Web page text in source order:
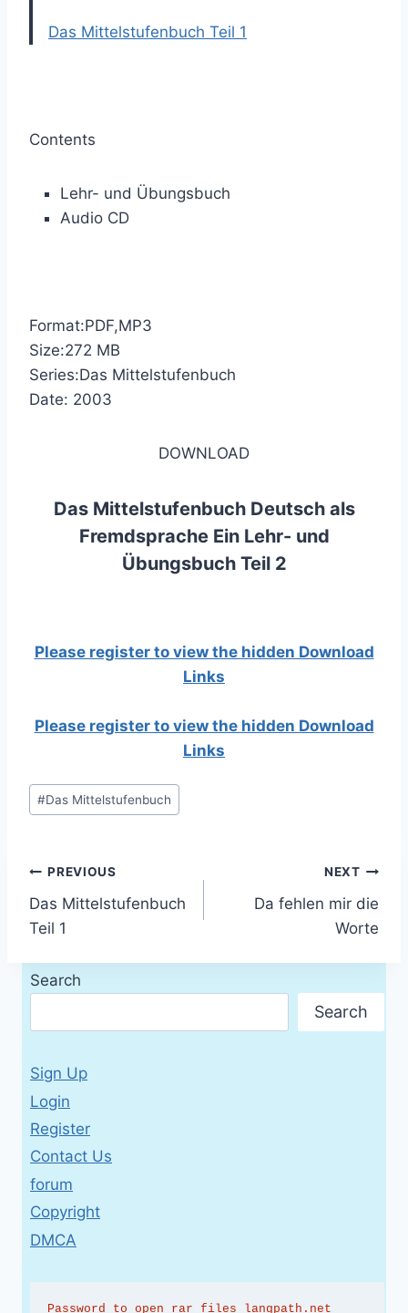
Das Mittelstufenbuch Teil 1
Contents
Lehr- und Übungsbuch
Audio CD
Format:PDF,MP3
Size:272 MB
Series:Das Mittelstufenbuch
Date: 2003
DOWNLOAD
Das Mittelstufenbuch Deutsch als
Fremdsprache Ein Lehr- und
Übungsbuch Teil 2
Please register to view the hidden Download
Links
Please register to view the hidden Download
Links
Post
Tags:
#Das Mittelstufenbuch
Post
navigation
PREVIOUS
Das Mittelstufenbuch
Teil 1
NEXT
Da fehlen mir die
Worte
Search
Search
Sign Up
Login
Register
Contact Us
forum
Copyright
DMCA
Password to open rar files langpath.net